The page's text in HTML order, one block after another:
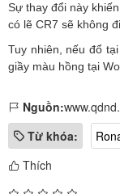
Sự thay đổi này
có lẽ CR7 sẽ không
Tuy nhiên, nếu đổ
giầy màu hồng tại
Nguồn:
Từ khóa:
Thích